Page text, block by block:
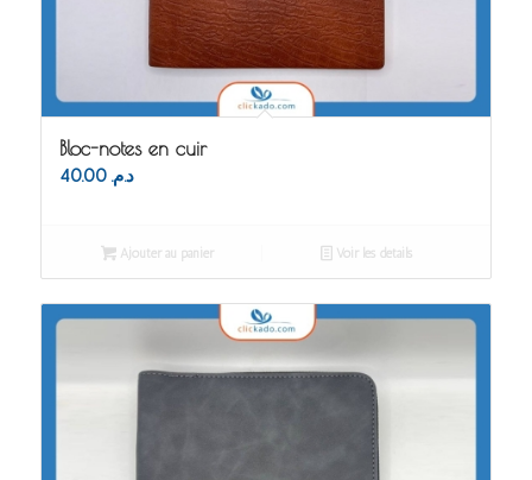
Bloc-notes en cuir
د.م. 40.00
Ajouter au panier Voir les détails